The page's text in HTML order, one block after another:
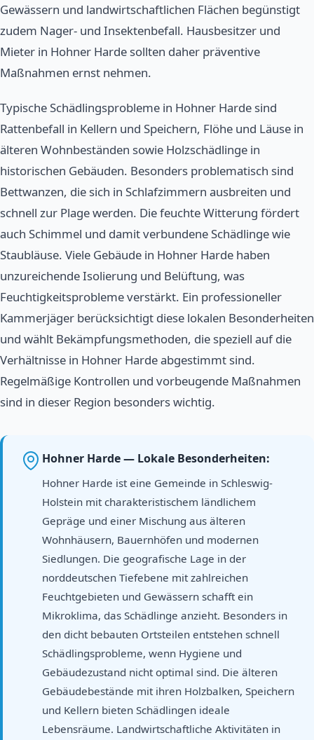
Gewässern und landwirtschaftlichen Flächen begünstigt
zudem Nager- und Insektenbefall. Hausbesitzer und
Mieter in Hohner Harde sollten daher präventive
Maßnahmen ernst nehmen.
Typische Schädlingsprobleme in Hohner Harde sind
Rattenbefall in Kellern und Speichern, Flöhe und Läuse in
älteren Wohnbeständen sowie Holzschädlinge in
historischen Gebäuden. Besonders problematisch sind
Bettwanzen, die sich in Schlafzimmern ausbreiten und
schnell zur Plage werden. Die feuchte Witterung fördert
auch Schimmel und damit verbundene Schädlinge wie
Staubläuse. Viele Gebäude in Hohner Harde haben
unzureichende Isolierung und Belüftung, was
Feuchtigkeitsprobleme verstärkt. Ein professioneller
Kammerjäger berücksichtigt diese lokalen Besonderheiten
und wählt Bekämpfungsmethoden, die speziell auf die
Verhältnisse in Hohner Harde abgestimmt sind.
Regelmäßige Kontrollen und vorbeugende Maßnahmen
sind in dieser Region besonders wichtig.
Hohner Harde — Lokale Besonderheiten:
Hohner Harde ist eine Gemeinde in Schleswig-
Holstein mit charakteristischem ländlichem
Gepräge und einer Mischung aus älteren
Wohnhäusern, Bauernhöfen und modernen
Siedlungen. Die geografische Lage in der
norddeutschen Tiefebene mit zahlreichen
Feuchtgebieten und Gewässern schafft ein
Mikroklima, das Schädlinge anzieht. Besonders in
den dicht bebauten Ortsteilen entstehen schnell
Schädlingsprobleme, wenn Hygiene und
Gebäudezustand nicht optimal sind. Die älteren
Gebäudebestände mit ihren Holzbalken, Speichern
und Kellern bieten Schädlingen ideale
Lebensräume. Landwirtschaftliche Aktivitäten in